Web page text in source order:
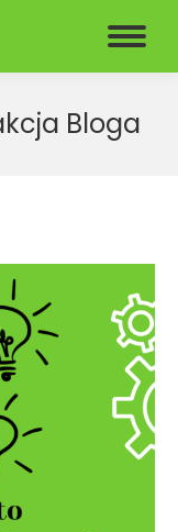
Bloga